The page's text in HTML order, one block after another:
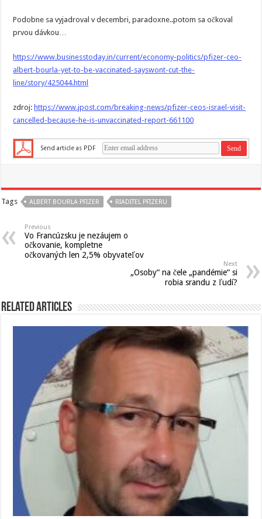
Podobne sa vyjadroval v decembri, paradoxne..potom sa očkoval
prvou dávkou…
https://www.businesstoday.in/current/economy-politics/pfizer-ceo-
albert-bourla-yet-to-be-vaccinated-sayswont-cut-the-
line/story/425044.html
zdroj: https://www.jpost.com/breaking-news/pfizer-ceos-israel-visit-
cancelled-because-he-is-unvaccinated-report-661100
Send article as PDF
Tags ALBERT BOURLA PFIZER RIADITEL PFIZERU
Previous
Vo Francúzsku je nezáujem o
očkovanie, kompletne
očkovaných len 2,5% obyvateľov
Next
„Osoby“ na čele „pandémie“ si
robia srandu z ľudí?
Related Articles